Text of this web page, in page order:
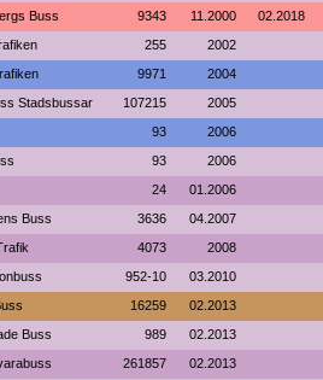
Buss 9343 11.2000 02.2018
255 2002
9971 2004
Stadsbussar 107215 2005
93 2006
93 2006
24 01.2006
Buss 3636 04.2007
4073 2008
952-10 03.2010
16259 02.2013
Buss 989 02.2013
261857 02.2013